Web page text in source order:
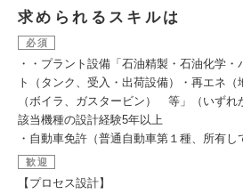
求められるスキルは
必須
・・プラント設備「石油精製・石油化学
ト（タンク、受入・出荷設備）・再エネ
（ボイラ、ガスタービン） 等」（いずれ
該当機種の設計経験5年以上
・自動車免許（普通自動車第１種、所有し
歓迎
【プロセス設計】